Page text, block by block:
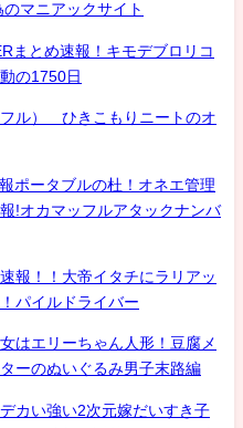
マニアックサイト
まとめ速報！キモデブロリコ
の1750日
ル） ひきこもりニートのオ
ポータブルの杜！オネエ管理
!オカマッフルアタックナンバ
報！！大帝イタチにラリアッ
パイルドライバー
はエリーちゃん人形！豆腐メ
ーのぬいぐるみ男子末路編
カい強い2次元嫁だいすき子